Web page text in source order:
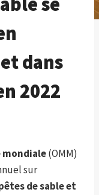
dans
2022
(OMM)
sur
de sable et